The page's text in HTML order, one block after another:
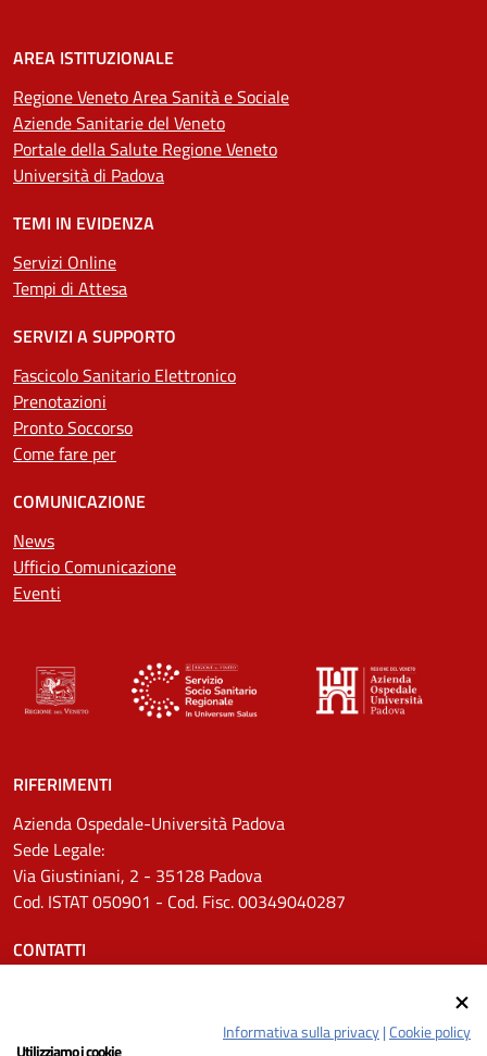
AREA ISTITUZIONALE
Regione Veneto Area Sanità e Sociale
Aziende Sanitarie del Veneto
Portale della Salute Regione Veneto
Università di Padova
TEMI IN EVIDENZA
Servizi Online
Tempi di Attesa
SERVIZI A SUPPORTO
Fascicolo Sanitario Elettronico
Prenotazioni
Pronto Soccorso
Come fare per
COMUNICAZIONE
News
Ufficio Comunicazione
Eventi
RIFERIMENTI
Azienda Ospedale-Università Padova
Sede Legale:
Via Giustiniani, 2 - 35128 Padova
Cod. ISTAT 050901 - Cod. Fisc. 00349040287
CONTATTI
Pec: protocollo.aopd@pecveneto.itInformativa sulla privacy|Cookie policy
Utilizziamo i cookie